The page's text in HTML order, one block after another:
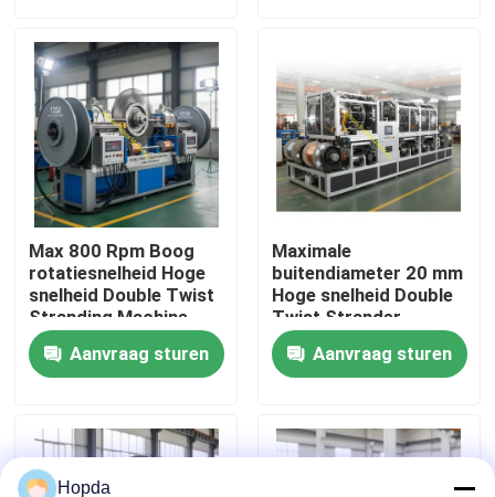
Over Ons
Fabriekstour
Kwaliteitscontrole
Neem contact met ons op
Nieuws
Vraag een offerte
Max 800 Rpm Boog
rotatiesnelheid Hoge
snelheid Double Twist
Stranding Machine
Ontworpen voor 1250
toepasselijke spoel
verzekeren kabel
Aanvraag sturen
Maximale
buitendiameter 20 mm
Hoge snelheid Double
Twist Strander
Lijnsnelheid Maximale
snelheid 150mmin
Apparatuur voor de
draadkabels
Aanvraag sturen
Hopda